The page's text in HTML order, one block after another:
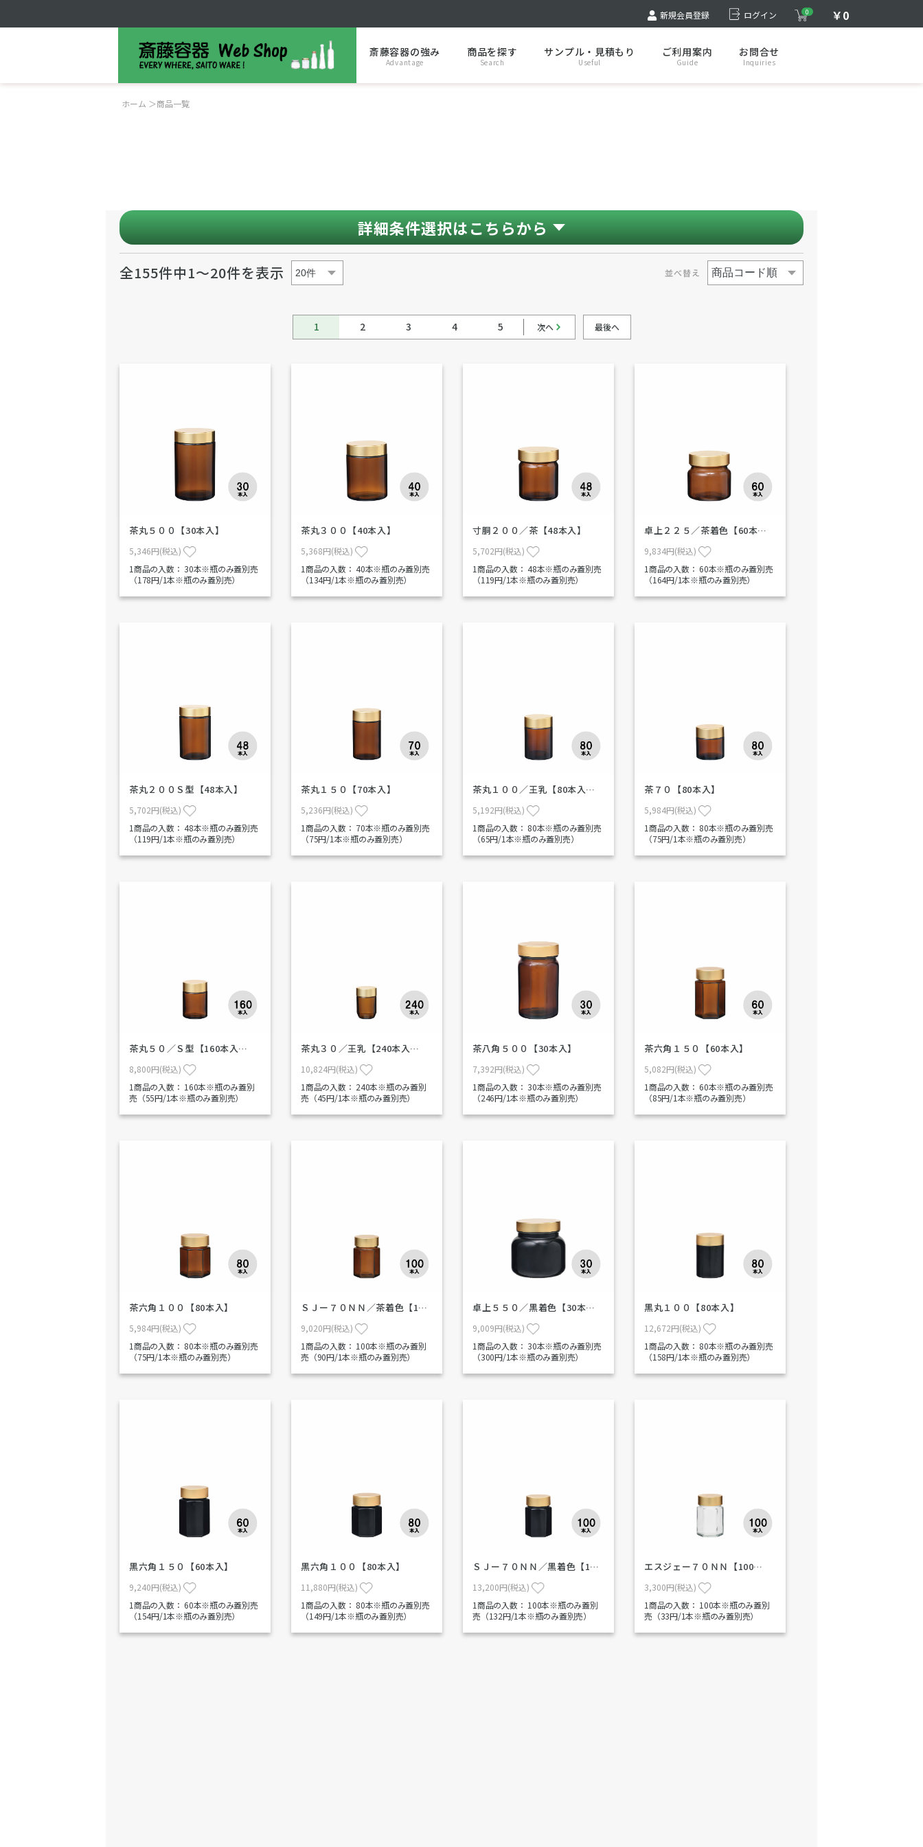
新規会員登録 ログイン 0 ￥0
斎藤容器の強み
Advantage
商品を探す
Search
サンプル・見積もり
Useful
ご利用案内
Guide
お問合せ
Inquiries
ホーム ＞商品一覧
詳細条件選択はこちらから
全155件中1～20件を表示 並べ替え
1 2 3 4 5 次へ 最後へ
茶丸５００【30本入】
5,346円(税込)
1商品の入数： 30本※瓶のみ蓋別売
（178円/1本※瓶のみ蓋別売）
茶丸３００【40本入】
5,368円(税込)
1商品の入数： 40本※瓶のみ蓋別売
（134円/1本※瓶のみ蓋別売）
寸胴２００／茶【48本入】
5,702円(税込)
1商品の入数： 48本※瓶のみ蓋別売
（119円/1本※瓶のみ蓋別売）
卓上２２５／茶着色【60本…
9,834円(税込)
1商品の入数： 60本※瓶のみ蓋別売
（164円/1本※瓶のみ蓋別売）
茶丸２００Ｓ型【48本入】
5,702円(税込)
1商品の入数： 48本※瓶のみ蓋別売
（119円/1本※瓶のみ蓋別売）
茶丸１５０【70本入】
5,236円(税込)
1商品の入数： 70本※瓶のみ蓋別売
（75円/1本※瓶のみ蓋別売）
茶丸１００／王乳【80本入…
5,192円(税込)
1商品の入数： 80本※瓶のみ蓋別売
（65円/1本※瓶のみ蓋別売）
茶７０【80本入】
5,984円(税込)
1商品の入数： 80本※瓶のみ蓋別売
（75円/1本※瓶のみ蓋別売）
茶丸５０／Ｓ型【160本入…
8,800円(税込)
1商品の入数： 160本※瓶のみ蓋別
売（55円/1本※瓶のみ蓋別売）
茶丸３０／王乳【240本入…
10,824円(税込)
1商品の入数： 240本※瓶のみ蓋別
売（45円/1本※瓶のみ蓋別売）
茶八角５００【30本入】
7,392円(税込)
1商品の入数： 30本※瓶のみ蓋別売
（246円/1本※瓶のみ蓋別売）
茶六角１５０【60本入】
5,082円(税込)
1商品の入数： 60本※瓶のみ蓋別売
（85円/1本※瓶のみ蓋別売）
茶六角１００【80本入】
5,984円(税込)
1商品の入数： 80本※瓶のみ蓋別売
（75円/1本※瓶のみ蓋別売）
ＳＪー７０ＮＮ／茶着色【1…
9,020円(税込)
1商品の入数： 100本※瓶のみ蓋別
売（90円/1本※瓶のみ蓋別売）
卓上５５０／黒着色【30本…
9,009円(税込)
1商品の入数： 30本※瓶のみ蓋別売
（300円/1本※瓶のみ蓋別売）
黒丸１００【80本入】
12,672円(税込)
1商品の入数： 80本※瓶のみ蓋別売
（158円/1本※瓶のみ蓋別売）
黒六角１５０【60本入】
9,240円(税込)
1商品の入数： 60本※瓶のみ蓋別売
（154円/1本※瓶のみ蓋別売）
黒六角１００【80本入】
11,880円(税込)
1商品の入数： 80本※瓶のみ蓋別売
（149円/1本※瓶のみ蓋別売）
ＳＪー７０ＮＮ／黒着色【1…
13,200円(税込)
1商品の入数： 100本※瓶のみ蓋別
売（132円/1本※瓶のみ蓋別売）
エスジェー７０ＮＮ【100…
3,300円(税込)
1商品の入数： 100本※瓶のみ蓋別
売（33円/1本※瓶のみ蓋別売）